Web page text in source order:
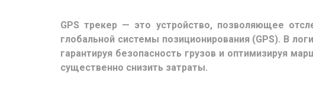
GPS трекер — это устройство, позволяющее
глобальной системы позиционирования (GPS). В
гарантируя безопасность грузов и оптимизируя
существенно снизить затраты.